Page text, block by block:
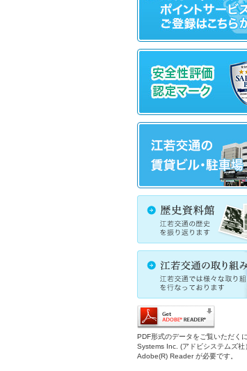
PDF形式のデータをご覧いただく
Systems Inc. (アドビシステムズ社
Adobe(R) Reader が必要です。